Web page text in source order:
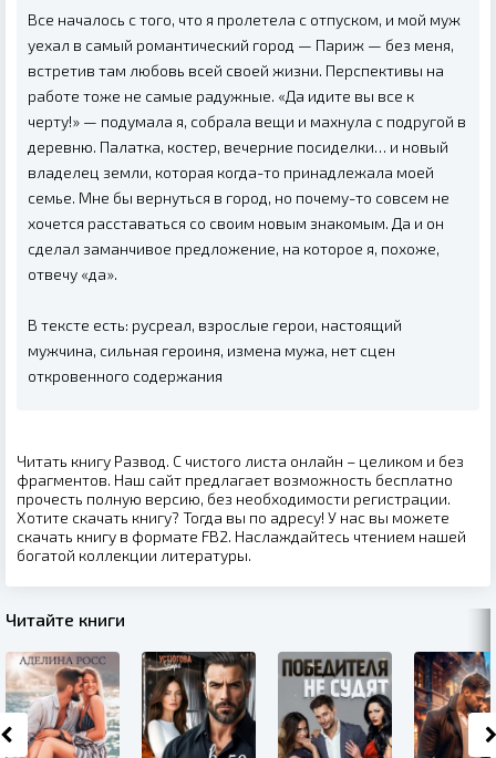
Все началось с того, что я пролетела с отпуском, и мой муж
уехал в самый романтический город — Париж — без меня,
встретив там любовь всей своей жизни. Перспективы на
работе тоже не самые радужные. «Да идите вы все к
черту!» — подумала я, собрала вещи и махнула с подругой в
деревню. Палатка, костер, вечерние посиделки… и новый
владелец земли, которая когда-то принадлежала моей
семье. Мне бы вернуться в город, но почему-то совсем не
хочется расставаться со своим новым знакомым. Да и он
сделал заманчивое предложение, на которое я, похоже,
отвечу «да».
В тексте есть: русреал, взрослые герои, настоящий
мужчина, сильная героиня, измена мужа, нет сцен
откровенного содержания
Читать книгу Развод. С чистого листа онлайн – целиком и без
фрагментов. Наш сайт предлагает возможность бесплатно
прочесть полную версию, без необходимости регистрации.
Хотите скачать книгу? Тогда вы по адресу! У нас вы можете
скачать книгу в формате FB2. Наслаждайтесь чтением нашей
богатой коллекции литературы.
Читайте книги